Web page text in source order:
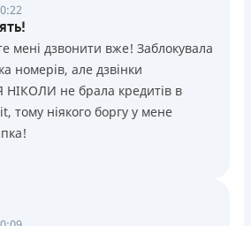
мені дзвонити вже! Заблокувала
номерів, але дзвінки
НІКОЛИ не брала кредитів в
тому ніякого боргу у мене